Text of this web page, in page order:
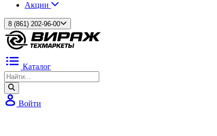
Акции
8 (861) 202-96-00
Каталог
Войти